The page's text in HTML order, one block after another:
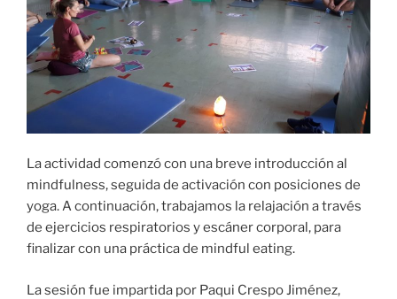
La actividad comenzó con una breve introducción al
mindfulness, seguida de activación con posiciones de
yoga. A continuación, trabajamos la relajación a través
de ejercicios respiratorios y escáner corporal, para
finalizar con una práctica de mindful eating.
La sesión fue impartida por Paqui Crespo Jiménez,